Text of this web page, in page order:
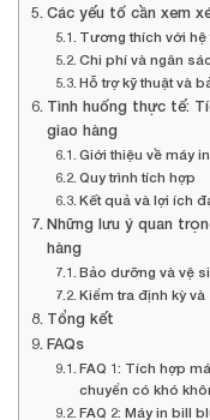
Các yếu tố cần xem
Tương thích với hệ
Chi phí và ngân
Hỗ trợ kỹ thuật và
Tình huống thực tế:
giao hàng
Giới thiệu về máy
Quy trình tích hợp
Kết quả và lợi ích
Những lưu ý quan
hàng
Bảo dưỡng và vệ
Kiểm tra định kỳ
Tổng kết
FAQs
FAQ 1: Tích hợp
chuyển có khó
FAQ 2: Máy in bill